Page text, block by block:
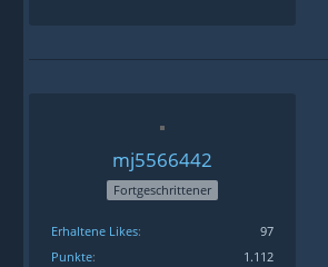
mj5566442
Fortgeschrittener
Erhaltene Likes
97
Punkte
1.112